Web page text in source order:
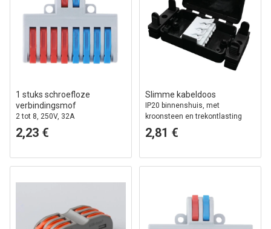
1 stuks schroefloze
verbindingsmof
2 tot 8, 250V, 32A
2,23 €
Slimme kabeldoos
IP20 binnenshuis, met
kroonsteen en trekontlasting
2,81 €